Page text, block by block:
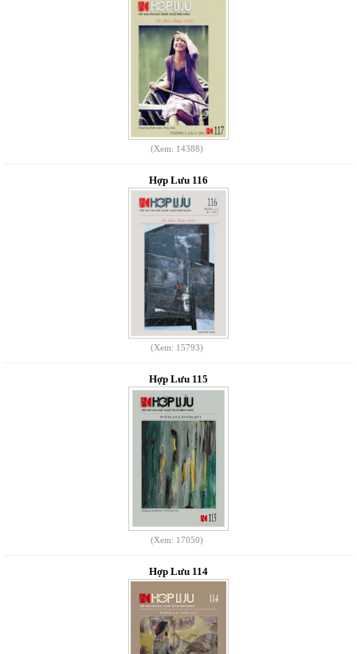
(Xem: 14388)
Hợp Lưu 116
(Xem: 15793)
Hợp Lưu 115
(Xem: 17050)
Hợp Lưu 114